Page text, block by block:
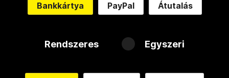
Bankkártya PayPal Átutalás
Rendszeres Egyszeri